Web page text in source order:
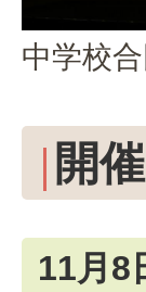
中学校
開
11月8